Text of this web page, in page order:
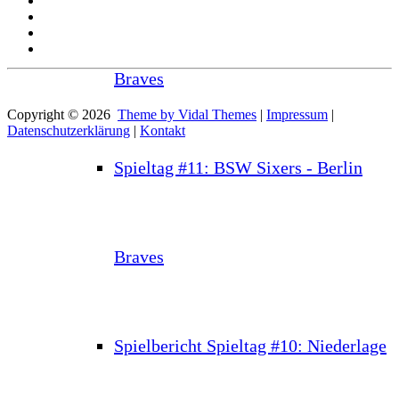
Braves
Spieltag #11: BSW Sixers - Berlin
Braves
Spielbericht Spieltag #10: Niederlage
Copyright © 2026 Theme by Vidal Themes | Impressum |
Datenschutzerklärung | Kontakt